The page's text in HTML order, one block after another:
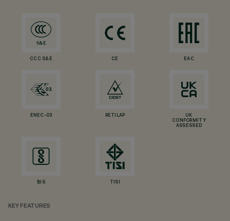
CCC S&E CE EAC
ENEC-03 RETILAP
UK
CONFORMITY
ASSESSED
BIS TISI
KEY FEATURES